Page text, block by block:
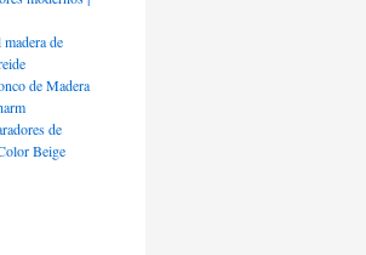
de
de Madera
de
Beige